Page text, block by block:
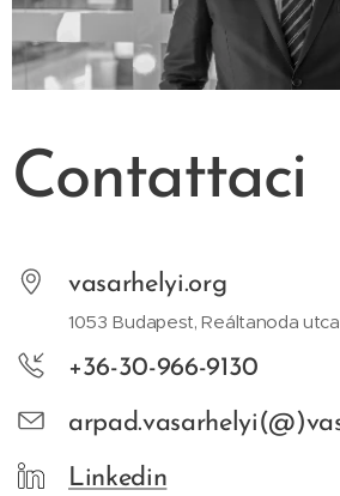
Contattaci
vasarhelyi.org
1053 Budapest, Reáltanoda utca
+36-30-966-9130
Linkedin